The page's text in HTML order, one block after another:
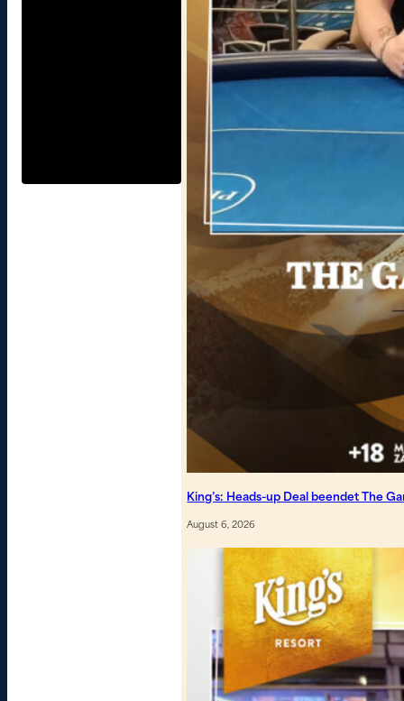
King’s: Heads-up Deal beendet The
August 6, 2026